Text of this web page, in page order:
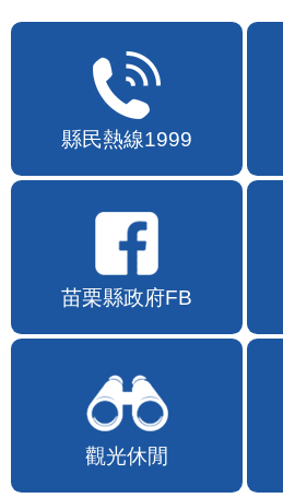
縣民熱線1999
苗栗縣政府FB
觀光休閒